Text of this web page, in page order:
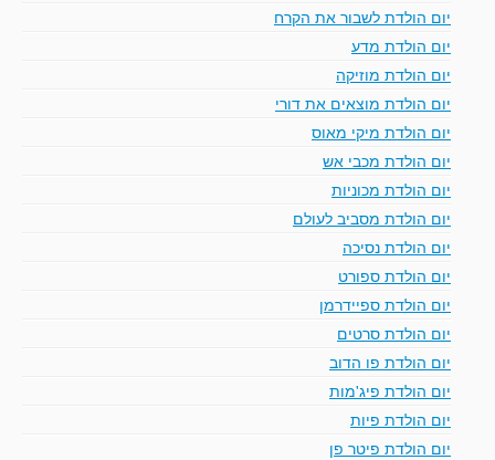
יום הולדת לשבור את הקרח
יום הולדת מדע
יום הולדת מוזיקה
יום הולדת מוצאים את דורי
יום הולדת מיקי מאוס
יום הולדת מכבי אש
יום הולדת מכוניות
יום הולדת מסביב לעולם
יום הולדת נסיכה
יום הולדת ספורט
יום הולדת ספיידרמן
יום הולדת סרטים
יום הולדת פו הדוב
יום הולדת פיג'מות
יום הולדת פיות
יום הולדת פיטר פן